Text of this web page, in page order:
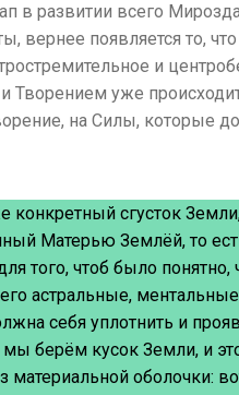
развитии всего
вернее появляется то,
и
Творением уже
на Силы, которые
конкретный сгусток
Матерью Землёй, то
того, чтоб было понятно,
астральные,
себя уплотнить и
мы берём кусок Земли, и
оболочки: